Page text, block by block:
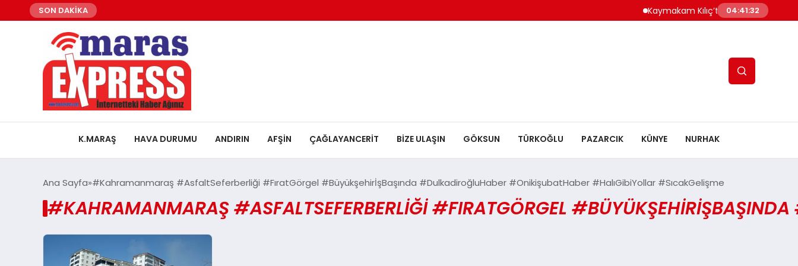
SON DAKİKA Kaymakam Kılıç’tan Kaymakam
04:41:32
K.MARAŞ HAVA DURUMU ANDIRIN AFŞİN ÇAĞLAYANCERİT BİZE ULAŞIN GÖKSUN TÜRKOĞLU PAZARCIK KÜNYE NURHAK
Ana Sayfa #Kahramanmaraş #AsfaltSeferberliği #FıratGörgel #BüyükşehirİşBaşında #DulkadiroğluHaber #OnikişubatHaber #HalıGibiYollar #SıcakGelişme
#KAHRAMANMARAŞ #ASFALTSEFERBERLIĞI #FIRATGÖRGEL